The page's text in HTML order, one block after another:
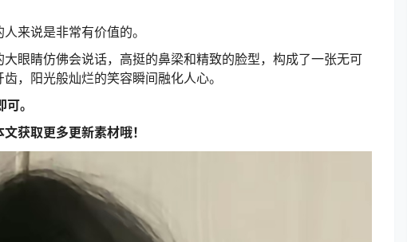
来说是非常有价值的。
眼睛仿佛会说话，高挺的鼻梁和精致的脸型，构成了一张无可
，阳光般灿烂的笑容瞬间融化人心。
。
获取更多更新素材哦！